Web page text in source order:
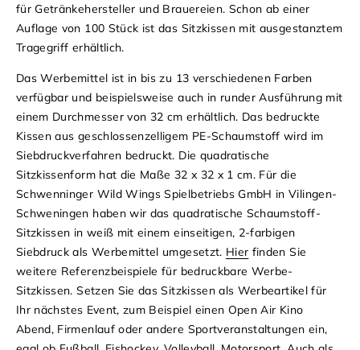
für Getränkehersteller und Brauereien. Schon ab einer
Auflage von 100 Stück ist das Sitzkissen mit ausgestanztem
Tragegriff erhältlich.
Das Werbemittel ist in bis zu 13 verschiedenen Farben
verfügbar und beispielsweise auch in runder Ausführung mit
einem Durchmesser von 32 cm erhältlich. Das bedruckte
Kissen aus geschlossenzelligem PE-Schaumstoff wird im
Siebdruckverfahren bedruckt. Die quadratische
Sitzkissenform hat die Maße 32 x 32 x 1 cm. Für die
Schwenninger Wild Wings Spielbetriebs GmbH in Vilingen-
Schweningen haben wir das quadratische Schaumstoff-
Sitzkissen in weiß mit einem einseitigen, 2-farbigen
Siebdruck als Werbemittel umgesetzt. Hier finden Sie
weitere Referenzbeispiele für bedruckbare Werbe-
Sitzkissen.Setzen Sie das Sitzkissen als Werbeartikel für
Ihr nächstes Event, zum Beispiel einen Open Air Kino
Abend, Firmenlauf oder andere Sportveranstaltungen ein,